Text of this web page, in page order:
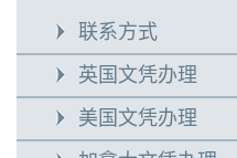
联系方式
英国文凭办理
美国文凭办理